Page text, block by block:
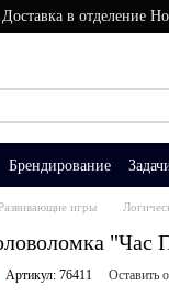
Доставка в отделение
Брендирование
Развивающие игры
"Час
Артикул: 76411 Оставить